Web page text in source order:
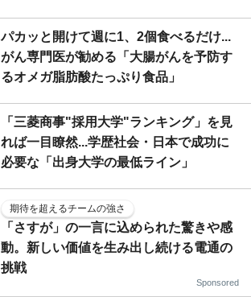
パカッと開けて週に1、2個食べるだけ...
がん専門医が勧める「大腸がんを予防す
るオメガ脂肪酸たっぷり食品」
「三菱商事"採用大学"ランキング」を見
れば一目瞭然...学歴社会・日本で成功に
必要な「出身大学の最低ライン」
期待を超えるチームの強さ
「さすが」の一言に込められた驚きや感
動。新しい価値を生み出し続ける電通の
挑戦
Sponsored